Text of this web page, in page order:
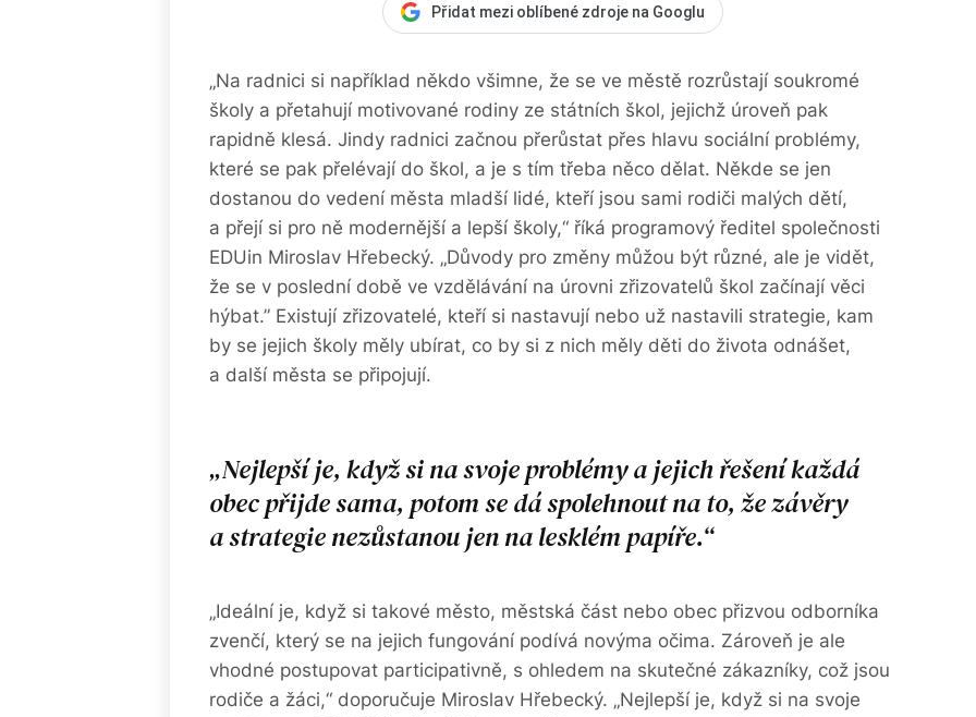
Přidat mezi oblíbené zdroje na Googlu
„Na radnici si například někdo všimne, že se ve městě rozrůstají soukromé
školy a přetahují motivované rodiny ze státních škol, jejichž úroveň pak
rapidně klesá. Jindy radnici začnou přerůstat přes hlavu sociální problémy,
které se pak přelévají do škol, a je s tím třeba něco dělat. Někde se jen
dostanou do vedení města mladší lidé, kteří jsou sami rodiči malých dětí,
a přejí si pro ně modernější a lepší školy,“ říká programový ředitel společnosti
EDUin Miroslav Hřebecký. „Důvody pro změny můžou být různé, ale je vidět,
že se v poslední době ve vzdělávání na úrovni zřizovatelů škol začínají věci
hýbat.” Existují zřizovatelé, kteří si nastavují nebo už nastavili strategie, kam
by se jejich školy měly ubírat, co by si z nich měly děti do života odnášet,
a další města se připojují.
Nejlepší je, když si na svoje problémy a jejich řešení každá
obec přijde sama, potom se dá spolehnout na to, že závěry
a strategie nezůstanou jen na lesklém papíře.
„Ideální je, když si takové město, městská část nebo obec přizvou odborníka
zvenčí, který se na jejich fungování podívá novýma očima. Zároveň je ale
vhodné postupovat participativně, s ohledem na skutečné zákazníky, což jsou
rodiče a žáci,“ doporučuje Miroslav Hřebecký. „Nejlepší je, když si na svoje